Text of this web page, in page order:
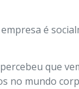
empresa é
que
no mundo